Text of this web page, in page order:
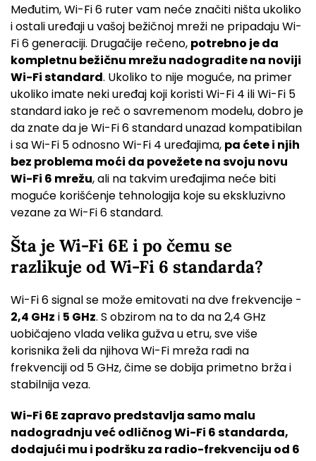
Međutim, Wi-Fi 6 ruter vam neće značiti ništa ukoliko
i ostali uređaji u vašoj bežičnoj mreži ne pripadaju Wi-
Fi 6 generaciji. Drugačije rečeno, potrebno je da
kompletnu bežičnu mrežu nadogradite na noviji
Wi-Fi standard. Ukoliko to nije moguće, na primer
ukoliko imate neki uređaj koji koristi Wi-Fi 4 ili Wi-Fi 5
standard iako je reč o savremenom modelu, dobro je
da znate da je Wi-Fi 6 standard unazad kompatibilan
i sa Wi-Fi 5 odnosno Wi-Fi 4 uređajima, pa ćete i njih
bez problema moći da povežete na svoju novu
Wi-Fi 6 mrežu, ali na takvim uređajima neće biti
moguće korišćenje tehnologija koje su ekskluzivno
vezane za Wi-Fi 6 standard.
Šta je Wi-Fi 6E i po čemu se
razlikuje od Wi-Fi 6 standarda?
Wi-Fi 6 signal se može emitovati na dve frekvencije -
2,4 GHz i 5 GHz. S obzirom na to da na 2,4 GHz
uobičajeno vlada velika gužva u etru, sve više
korisnika želi da njihova Wi-Fi mreža radi na
frekvenciji od 5 GHz, čime se dobija primetno brža i
stabilnija veza.
Wi-Fi 6E zapravo predstavlja samo malu
nadogradnju već odličnog Wi-Fi 6 standarda,
dodajući mu i podršku za radio-frekvenciju od 6